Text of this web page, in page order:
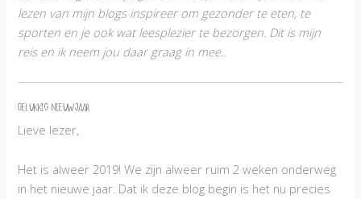
lezen van mijn blogs inspireer om gezonder te eten, te
sporten en je ook wat leesplezier te bezorgen. Dit is mijn
reis en ik neem jou daar graag in mee..
GELUKKIG NIEUWJAAR
Lieve lezer,
Het is alweer 2019! We zijn alweer ruim 2 weken onderweg
in het nieuwe jaar. Dat ik deze blog begin is het nu precies